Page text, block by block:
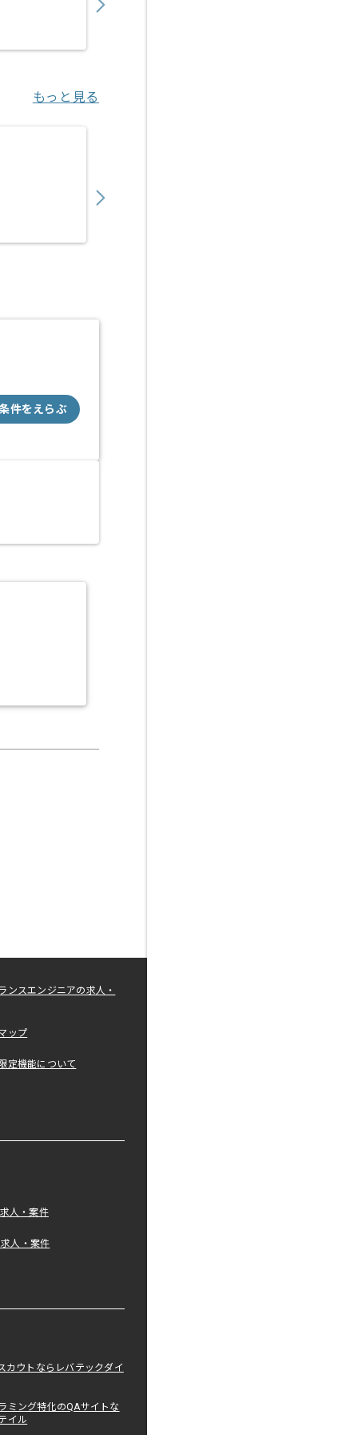
もっと見る
件をえらぶ
ンスエンジニアの求人・
ップ
定機能について
人・案件
人・案件
カウトならレバテックダイ
ミング特化のQAサイトな
イル